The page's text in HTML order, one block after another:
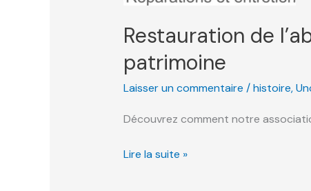
Restauration de
patrimoine
Laisser un commentaire /histoire,
Découvrez comment notre
Restauration
Lire la suite »